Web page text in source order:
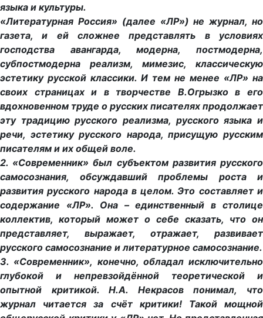
языка и культуры.
«Литературная Россия» (далее «ЛР») не журнал, но
газета, и ей сложнее представлять в условиях
господства авангарда, модерна, постмодерна,
субпостмодерна реализм, мимезис, классическую
эстетику русской классики. И тем не менее «ЛР» на
своих страницах и в творчестве В.Огрызко в его
вдохновенном труде о русских писателях продолжает
эту традицию русского реализма, русского языка и
речи, эстетику русского народа, присущую русским
писателям и их общей воле.
2. «Современник» был субъектом развития русского
самосознания, обсуждавший проблемы роста и
развития русского народа в целом. Это составляет и
содержание «ЛР». Она – единственный в столице
коллектив, который может о себе сказать, что он
представляет, выражает, отражает, развивает
русского самосознание и литературное самосознание.
3. «Современник», конечно, обладал исключительно
глубокой и непревзойдённой теоретической и
опытной критикой. Н.А. Некрасов понимал, что
журнал читается за счёт критики! Такой мощной